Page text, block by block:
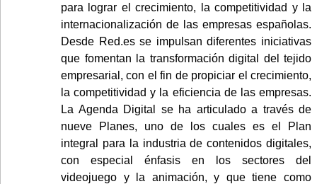
para lograr el crecimiento, la competitividad y la
internacionalización de las empresas españolas.
Desde Red.es se impulsan diferentes iniciativas
que fomentan la transformación digital del tejido
empresarial, con el fin de propiciar el crecimiento,
la competitividad y la eficiencia de las empresas.
La Agenda Digital se ha articulado a través de
nueve Planes, uno de los cuales es el Plan
integral para la industria de contenidos digitales,
con especial énfasis en los sectores del
videojuego y la animación, y que tiene como